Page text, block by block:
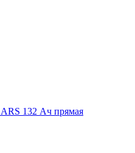
132 Ач прямая